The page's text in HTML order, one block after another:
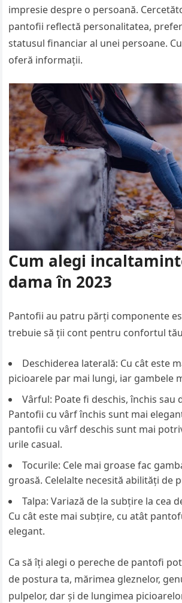
impresie despre o persoană.
pantofii reflectă personalitatea,
statusul financiar al unei persoane.
oferă informaţii.
Cum alegi
dama în 2023
Pantofii au patru părţi componente
trebuie să ţii cont pentru confortul
Deschiderea laterală: Cu cât este
picioarele par mai lungi, iar gambele
Vârful: Poate fi deschis, închis sau
Pantofii cu vârf închis sunt mai
pantofii cu vârf deschis sunt mai
urile casual.
Tocurile: Cele mai groase fac
groasă. Celelalte necesită abilităţi de
Talpa: Variază de la subţire la cea
Cu cât este mai subţire, cu atât
elegant.
Ca să îţi alegi o pereche de pantofi
de postura ta, mărimea gleznelor,
pulpelor, dar şi de lungimea